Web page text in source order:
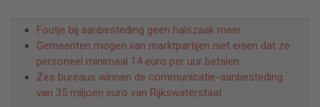
Foutje bij aanbesteding geen halszaak meer
Gemeenten mogen van marktpartijen niet eisen dat ze
personeel minimaal 14 euro per uur betalen
Zes bureaus winnen de communicatie-aanbesteding
van 35 miljoen euro van Rijkswaterstaat